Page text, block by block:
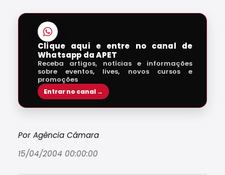
Clique aqui e entre no canal de
Whatsapp da APET
Receba artigos, notícias e informações
sobre eventos, lives, novos cursos e
promoções
Entrar no canal →
Por Agência Câmara
15/04/2004 00:00:00